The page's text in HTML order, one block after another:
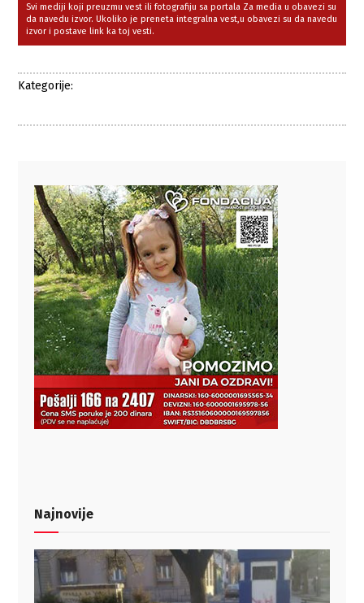
Svi mediji koji preuzmu vest ili fotografiju sa portala Za media u obavezi su
da navedu izvor. Ukoliko je preneta integralna vest,u obavezi su da navedu
izvor i postave link ka toj vesti.
Kategorije:
Najnovije